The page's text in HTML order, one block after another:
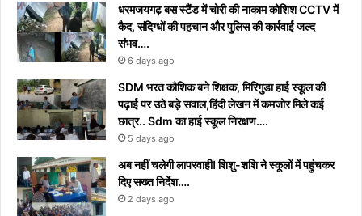
धरमजयगढ़ बस स्टैंड में चोरी की नाकाम कोशिश CCTV में
कैद, संदिग्धों की पहचान और पुलिस की कार्रवाई जल्द
संभव….
6 days ago
​SDM भरत कौशिक बने शिक्षक, मिरिगुडा हाई स्कूल की
पढ़ाई पर उठे बड़े सवाल,हिंदी लेखन में कमजोर मिले कई
छात्र.. Sdm का हाई स्कूल निरक्षण….
5 days ago
अब नहीं चलेगी लापरवाही! शिशु-शशि ने स्कूलों में पहुंचकर
दिए सख्त निर्देश….
2 days ago